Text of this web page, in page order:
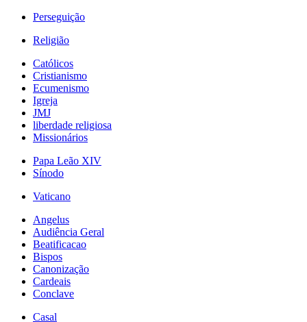
Perseguição
Religião
Católicos
Cristianismo
Ecumenismo
Igreja
JMJ
liberdade religiosa
Missionários
Papa Leão XIV
Sínodo
Vaticano
Angelus
Audiência Geral
Beatificacao
Bispos
Canonização
Cardeais
Conclave
Casal